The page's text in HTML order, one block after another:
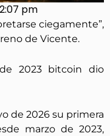
2:07 pm
ciegamente”,
de Vicente.
2023 bitcoin dio
de 2026 su primera
marzo de 2023,